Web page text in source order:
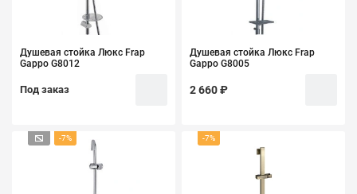
Душевая стойка Люкс Frap
Gappo G8012
Под заказ
Душевая стойка Люкс Frap
Gappo G8005
2 660 ₽
-7% -7%